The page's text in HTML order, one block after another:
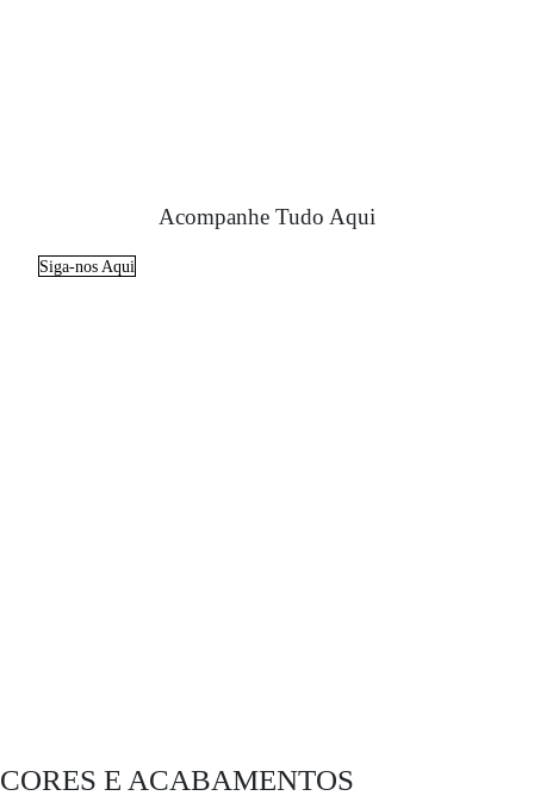
Acompanhe Tudo Aqui
Siga-nos Aqui
CORES E ACABAMENTOS